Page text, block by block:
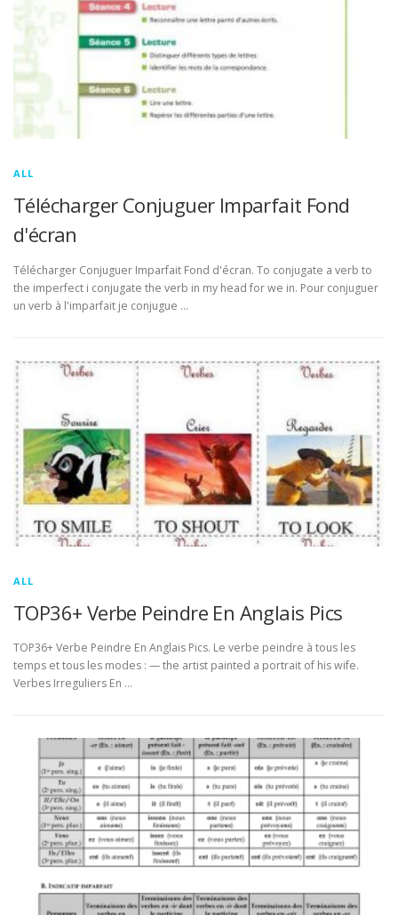
ALL
Télécharger Conjuguer Imparfait Fond
d'écran
Télécharger Conjuguer Imparfait Fond d'écran. To conjugate a verb to
the imperfect i conjugate the verb in my head for we in. Pour conjuguer
un verb à l'imparfait je conjugue …
ALL
TOP36+ Verbe Peindre En Anglais Pics
TOP36+ Verbe Peindre En Anglais Pics. Le verbe peindre à tous les
temps et tous les modes : — the artist painted a portrait of his wife.
Verbes Irreguliers En …